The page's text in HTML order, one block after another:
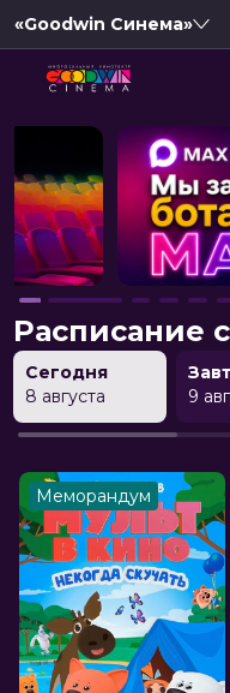
«Goodwin Синема»
Расписание
Сегодня
8 августа
9
Меморандум